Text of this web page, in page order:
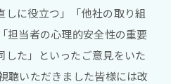
しに役立つ」「他社の取り組
担当者の心理的安全性の重要
した」といったご意見をいた
聴いただきました皆様には改